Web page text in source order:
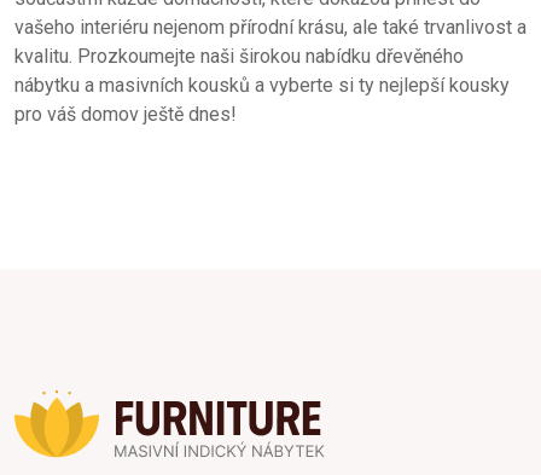
vašeho interiéru nejenom přírodní krásu, ale také trvanlivost a
kvalitu. Prozkoumejte naši širokou nabídku dřevěného
nábytku a masivních kousků a vyberte si ty nejlepší kousky
pro váš domov ještě dnes!